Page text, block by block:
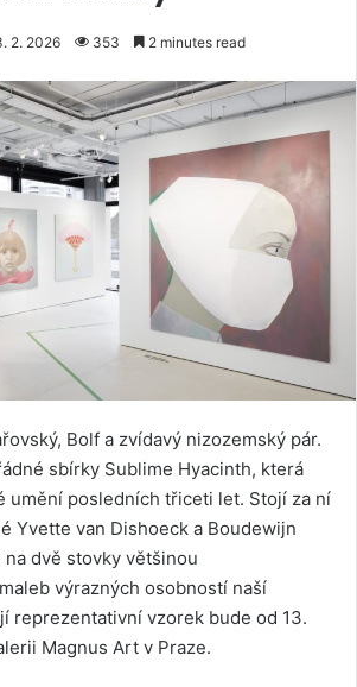
2. 2026 353 2 minutes read
Bolf a zvídavý nizozemský pár.
sbírky Sublime Hyacinth, která
umění posledních třiceti let. Stojí za ní
Yvette van Dishoeck a Boudewijn
dvě stovky většinou
výrazných osobností naší
reprezentativní vzorek bude od 13.
Magnus Art v Praze.